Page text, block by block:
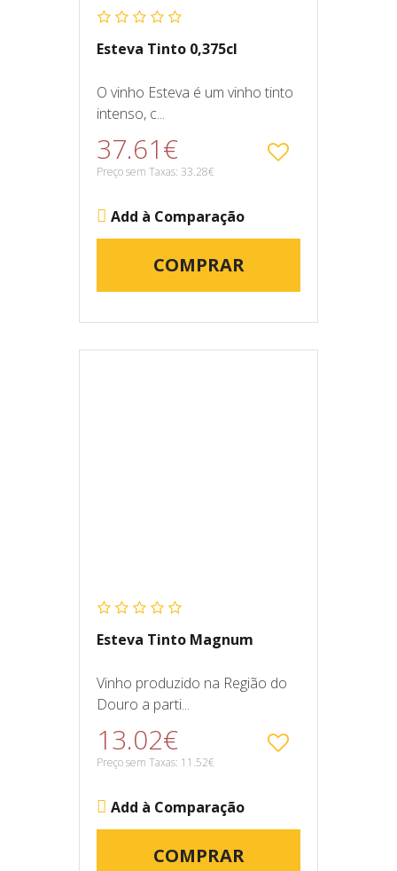
Esteva Tinto 0,375cl
O vinho Esteva é um vinho tinto
intenso, c...
37.61€
Preço sem Taxas: 33.28€
Add à Comparação
COMPRAR
Esteva Tinto Magnum
Vinho produzido na Região do
Douro a parti...
13.02€
Preço sem Taxas: 11.52€
Add à Comparação
COMPRAR